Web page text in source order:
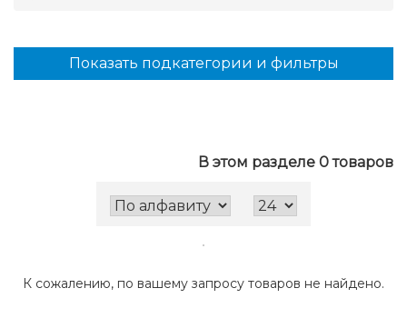
В этом разделе 0 товаров
К сожалению, по вашему запросу товаров не найдено.
Показать подкатегории и фильтры